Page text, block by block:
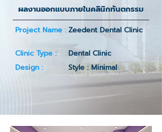
ผลงานออกแบบภายในคลินิกทันตกรรม
Project Name :Zeedent Dental Clinic
Clinic Type :
Dental Clinic
Design :
Style : Minimal